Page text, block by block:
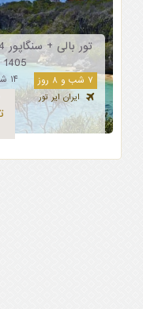
1405
۷ شب و ۸ روز ۱۴ شهریور
ایران ایر تور